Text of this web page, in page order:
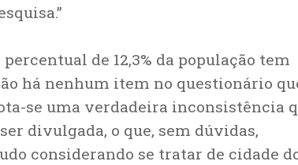
de 12,3% da população tem
há nenhum item no questionário
se uma verdadeira inconsistência
divulgada, o que, sem dúvidas,
considerando se tratar de cidade